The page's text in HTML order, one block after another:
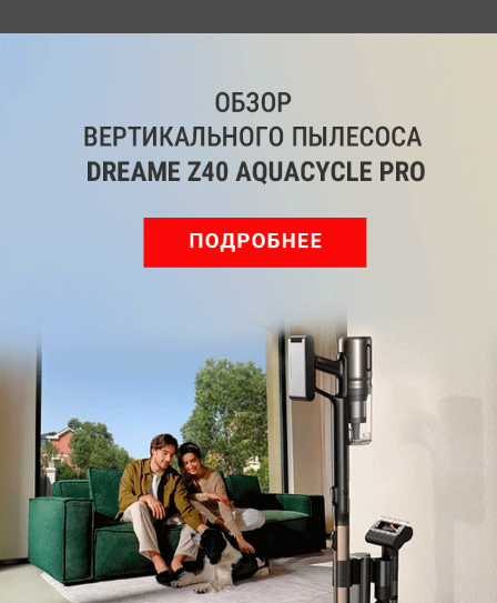
Обзор вертикального пылесоса Dreame Z40 AquaCycle
Pro: гибкий подход к уборке